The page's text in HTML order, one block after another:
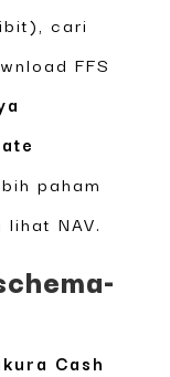
cari
FFS
paham
NAV.
Cash